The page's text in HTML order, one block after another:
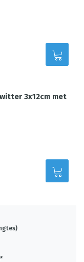
3x12cm met